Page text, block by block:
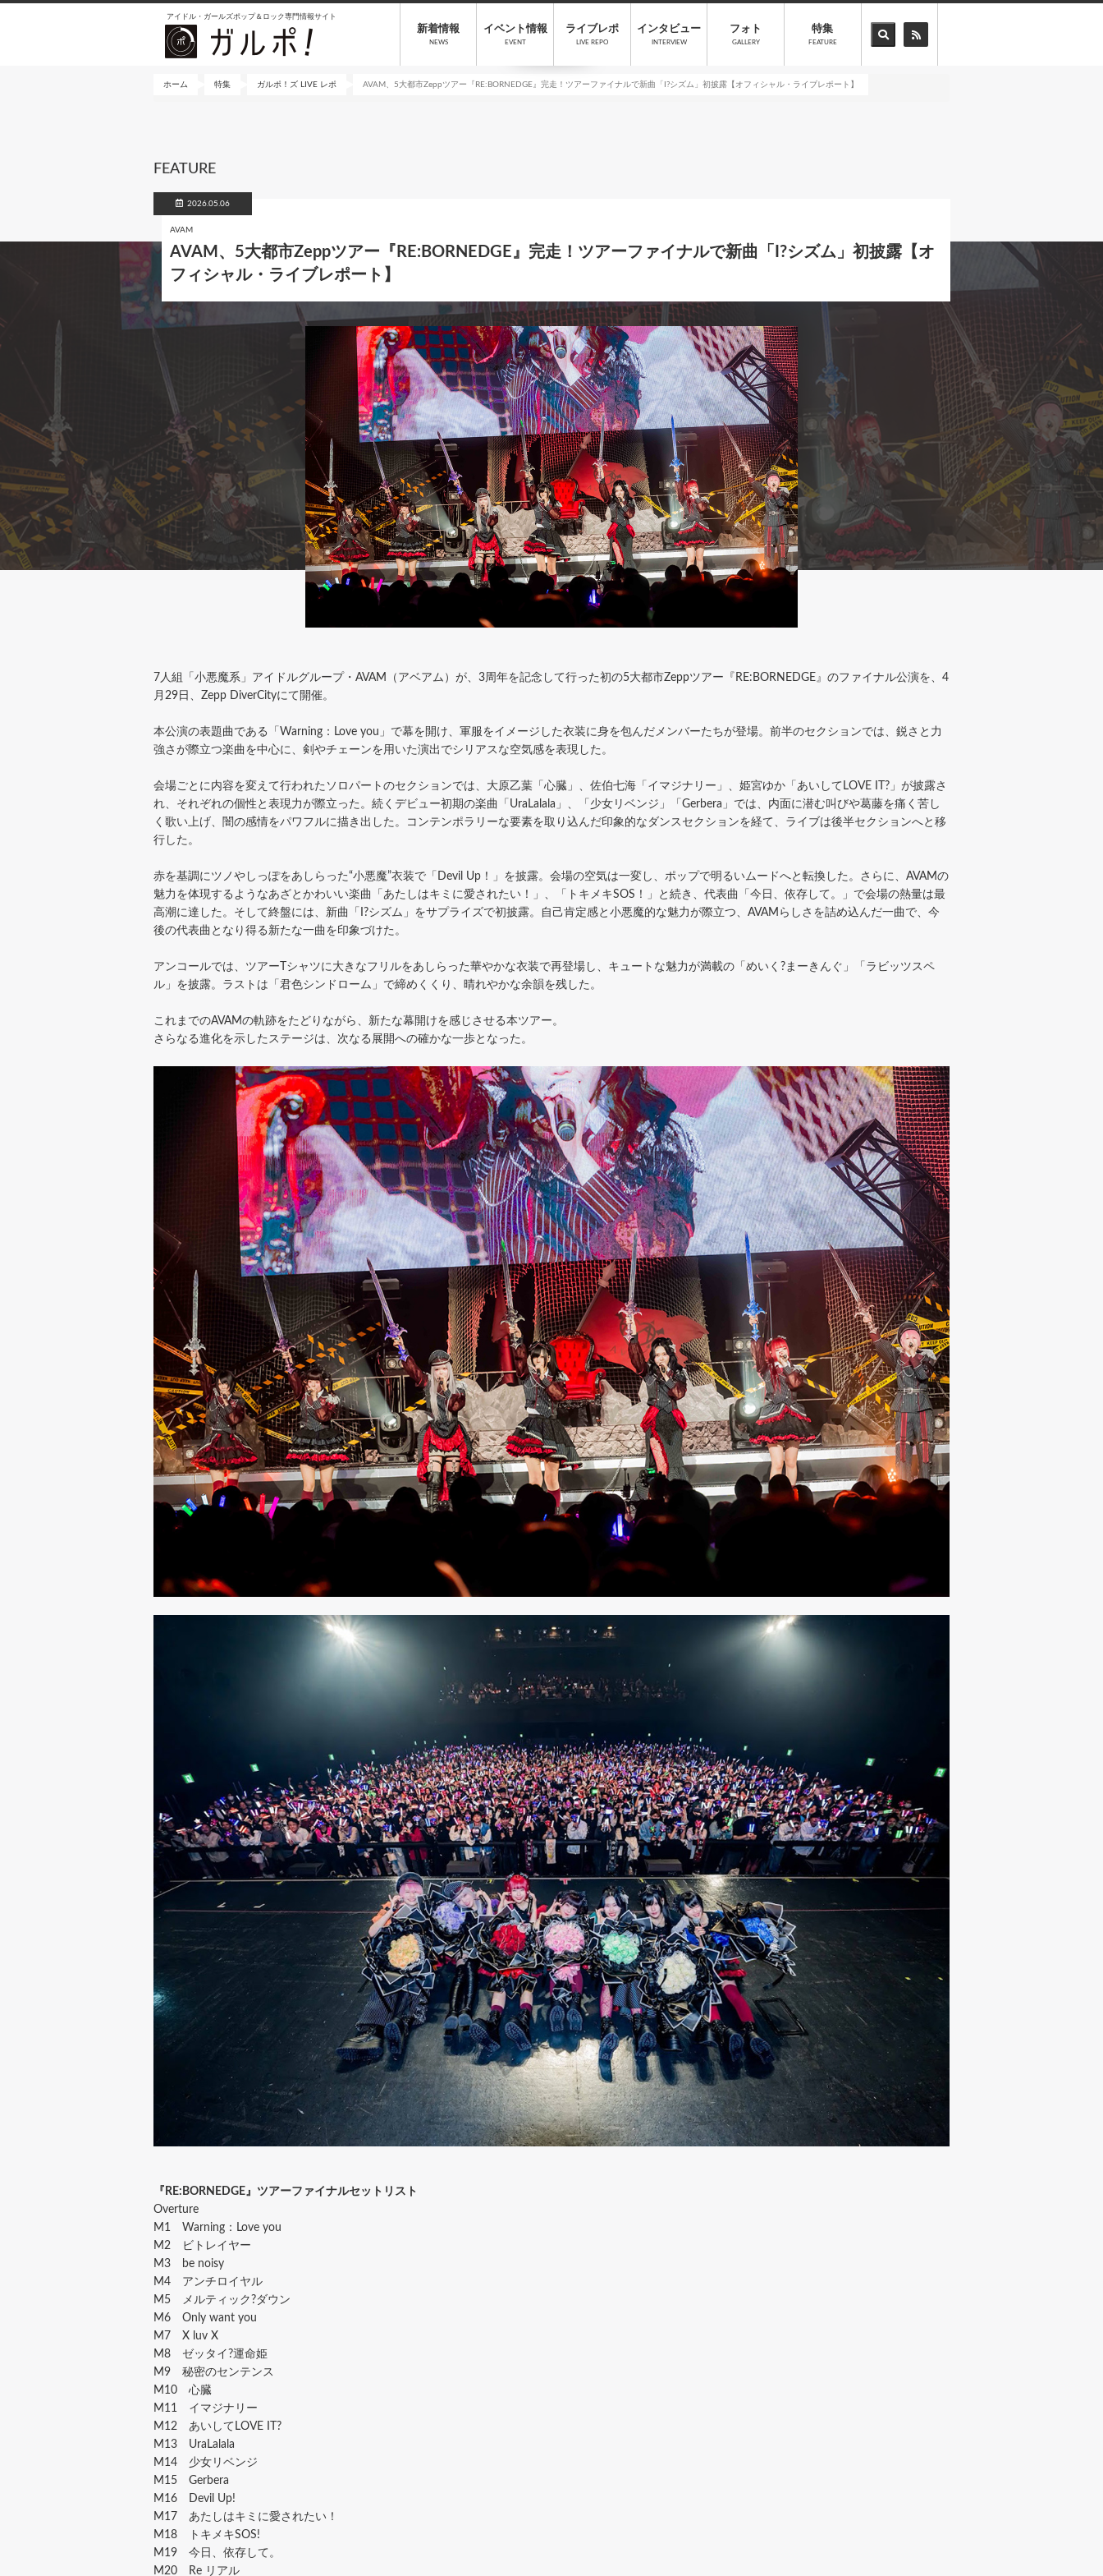
アイドル・ガールズポップ＆ロック専門情報サイト
新着情報
NEWS
イベント情報
EVENT
ライブレポ
LIVE REPO
インタビュー
INTERVIEW
フォト
GALLERY
特集
FEATURE
ホーム 特集 ガルポ！ズ LIVE レポ AVAM、5大都市Zeppツアー『RE:BORNEDGE』完走！ツアーファイナルで新曲「I?シズム」初披露【オフィシャル・ライブレポート】
FEATURE
2026.05.06
AVAM
AVAM、5大都市Zeppツアー『RE:BORNEDGE』完走！ツアーファイナルで新曲「I?シズム」初披露【オ
フィシャル・ライブレポート】
7人組「小悪魔系」アイドルグループ・AVAM（アベアム）が、3周年を記念して行った初の5大都市Zeppツアー『RE:BORNEDGE』のファイナル公演を、4
月29日、Zepp DiverCityにて開催。
本公演の表題曲である「Warning：Love you」で幕を開け、軍服をイメージした衣装に身を包んだメンバーたちが登場。前半のセクションでは、鋭さと力
強さが際立つ楽曲を中心に、剣やチェーンを用いた演出でシリアスな空気感を表現した。
会場ごとに内容を変えて行われたソロパートのセクションでは、大原乙葉「心臓」、佐伯七海「イマジナリー」、姫宮ゆか「あいしてLOVE IT?」が披露さ
れ、それぞれの個性と表現力が際立った。続くデビュー初期の楽曲「UraLalala」、「少女リベンジ」「Gerbera」では、内面に潜む叫びや葛藤を痛く苦し
く歌い上げ、闇の感情をパワフルに描き出した。コンテンポラリーな要素を取り込んだ印象的なダンスセクションを経て、ライブは後半セクションへと移
行した。
赤を基調にツノやしっぽをあしらった“小悪魔”衣装で「Devil Up！」を披露。会場の空気は一変し、ポップで明るいムードへと転換した。さらに、AVAMの
魅力を体現するようなあざとかわいい楽曲「あたしはキミに愛されたい！」、「トキメキSOS！」と続き、代表曲「今日、依存して。」で会場の熱量は最
高潮に達した。そして終盤には、新曲「I?シズム」をサプライズで初披露。自己肯定感と小悪魔的な魅力が際立つ、AVAMらしさを詰め込んだ一曲で、今
後の代表曲となり得る新たな一曲を印象づけた。
アンコールでは、ツアーTシャツに大きなフリルをあしらった華やかな衣装で再登場し、キュートな魅力が満載の「めいく?まーきんぐ」「ラビッツスペ
ル」を披露。ラストは「君色シンドローム」で締めくくり、晴れやかな余韻を残した。
これまでのAVAMの軌跡をたどりながら、新たな幕開けを感じさせる本ツアー。
さらなる進化を示したステージは、次なる展開への確かな一歩となった。
『RE:BORNEDGE』ツアーファイナルセットリスト
Overture
M1 Warning：Love you
M2 ビトレイヤー
M3 be noisy
M4 アンチロイヤル
M5 メルティック?ダウン
M6 Only want you
M7 X luv X
M8 ゼッタイ?運命姫
M9 秘密のセンテンス
M10 心臓
M11 イマジナリー
M12 あいしてLOVE IT?
M13 UraLalala
M14 少女リベンジ
M15 Gerbera
M16 Devil Up!
M17 あたしはキミに愛されたい！
M18 トキメキSOS!
M19 今日、依存して。
M20 Re リアル